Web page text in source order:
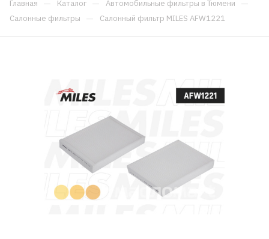
Главная — Каталог — Автомобильные фильтры в Тюмени —
Салонные фильтры — Салонный фильтр MILES AFW1221